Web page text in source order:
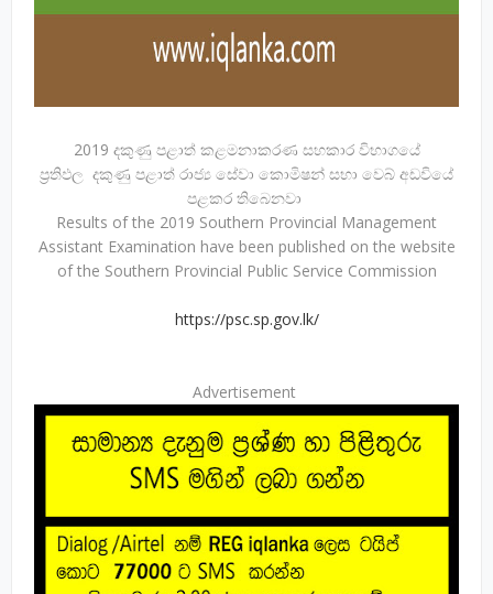
2019 දකුණු පළාත් කළමනාකරණ සහකාර විභාගයේ
ප්‍රතිඵල දකුණු පළාත් රාජ්‍ය සේවා කොමිෂන් සභා වෙබ් අඩවියේ
පළකර තිබෙනවා
Results of the 2019 Southern Provincial Management
Assistant Examination have been published on the website
of the Southern Provincial Public Service Commission
https://psc.sp.gov.lk/
Advertisement